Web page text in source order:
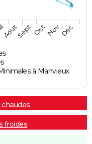
à Manvieux
AoutSept OctNovDec
froides